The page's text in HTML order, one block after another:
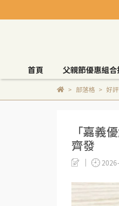
首頁 父親節優惠組
部落格 好
「嘉義
齊發